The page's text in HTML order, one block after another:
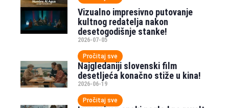
Vizualno impresivno putovanje
kultnog redatelja nakon
desetogodišnje stanke!
2026-07-05
Pročitaj sve
Najgledaniji slovenski film
desetljeća konačno stiže u kina!
2026-06-19
Pročitaj sve